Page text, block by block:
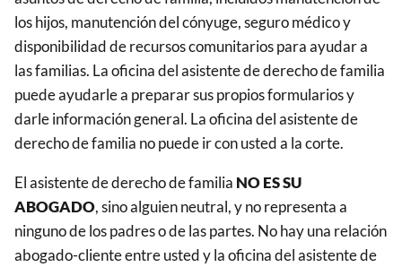
los hijos, manutención del cónyuge, seguro médico y
disponibilidad de recursos comunitarios para ayudar a
las familias. La oficina del asistente de derecho de familia
puede ayudarle a preparar sus propios formularios y
darle información general. La oficina del asistente de
derecho de familia no puede ir con usted a la corte.
El asistente de derecho de familia NO ES SU
ABOGADO, sino alguien neutral, y no representa a
ninguno de los padres o de las partes. No hay una relación
abogado-cliente entre usted y la oficina del asistente de